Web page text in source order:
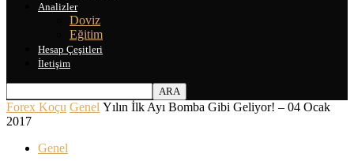
Analizler
Doviz
Eğitim
Hesap Çeşitleri
İletişim
Forex Koçu Genel Yılın İlk Ayı Bomba Gibi Geliyor! – 04 Ocak
2017
Genel